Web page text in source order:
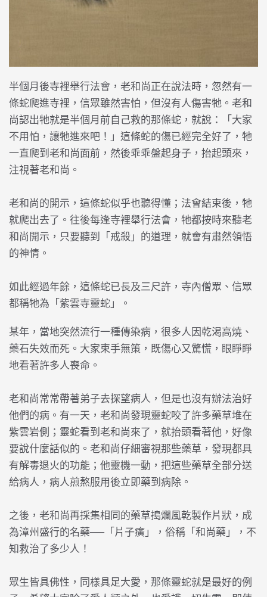
半個月後寺裡舉行法會，老和尚正在說法時，忽然有一
條蛇爬進寺裡，信眾雖然害怕，但沒有人傷害牠。老和
尚認出牠就是半個月前自己救的那條蛇，就說：「大家
不用怕，讓牠進來吧！」這條蛇的傷已經完全好了，牠
一直爬到老和尚面前，然後乖乖盤起身子，抬起頭來，
注視著老和尚。
老和尚的開示，這條蛇似乎也聽得懂；法會結束後，牠
就爬出去了。往後每逢寺裡舉行法會，牠都按時來聽老
和尚開示，只要聽到「戒殺」的道理，就會有肅然領悟
的神情。
如此經過年餘，這條蛇已長及三尺許，寺內僧眾、信眾
都稱牠為「紫雲寺靈蛇」。
某年，當地突然流行一種傳染病，很多人因乾渴高燒、
藥石失效而死。大家束手無策，既傷心又驚慌，眼睜睜
地看著許多人喪命。
老和尚常常帶著弟子去探望病人，但是也沒有辦法治好
他們的病。有一天，老和尚發現靈蛇咬了許多藥草堆在
紫雲岩側；靈蛇看到老和尚來了，就抬頭看著他，好像
要說什麼話似的。老和尚仔細審視那些藥草，發現都具
有解毒退火的功能；他靈機一動，把這些藥草全部分送
給病人，病人煎熬服用後立即藥到病除。
之後，老和尚再採集相同的藥草搗爛風乾製作片狀，成
為漳州盛行的名藥──「片子癀」，俗稱「和尚藥」，不
知救治了多少人！
眾生皆具佛性，同樣具足大愛，那條靈蛇就是最好的例